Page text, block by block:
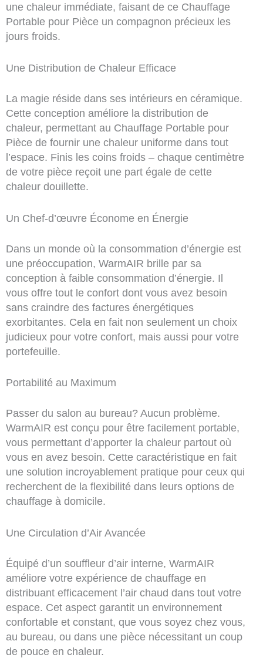
une chaleur immédiate, faisant de ce Chauffage
Portable pour Pièce un compagnon précieux les
jours froids.
Une Distribution de Chaleur Efficace
La magie réside dans ses intérieurs en céramique.
Cette conception améliore la distribution de
chaleur, permettant au Chauffage Portable pour
Pièce de fournir une chaleur uniforme dans tout
l’espace. Finis les coins froids – chaque centimètre
de votre pièce reçoit une part égale de cette
chaleur douillette.
Un Chef-d’œuvre Économe en Énergie
Dans un monde où la consommation d’énergie est
une préoccupation, WarmAIR brille par sa
conception à faible consommation d’énergie. Il
vous offre tout le confort dont vous avez besoin
sans craindre des factures énergétiques
exorbitantes. Cela en fait non seulement un choix
judicieux pour votre confort, mais aussi pour votre
portefeuille.
Portabilité au Maximum
Passer du salon au bureau? Aucun problème.
WarmAIR est conçu pour être facilement portable,
vous permettant d’apporter la chaleur partout où
vous en avez besoin. Cette caractéristique en fait
une solution incroyablement pratique pour ceux qui
recherchent de la flexibilité dans leurs options de
chauffage à domicile.
Une Circulation d’Air Avancée
Équipé d’un souffleur d’air interne, WarmAIR
améliore votre expérience de chauffage en
distribuant efficacement l’air chaud dans tout votre
espace. Cet aspect garantit un environnement
confortable et constant, que vous soyez chez vous,
au bureau, ou dans une pièce nécessitant un coup
de pouce en chaleur.